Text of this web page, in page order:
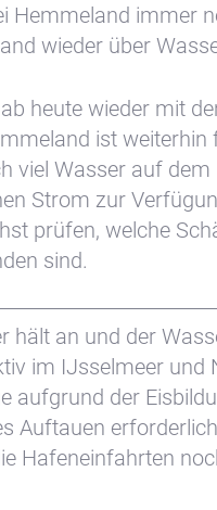
Hemmeland immer
wieder über
heute wieder mit
ist weiterhin
viel Wasser auf dem
Strom zur
prüfen, welche
sind.
hält an und der
im IJsselmeer und
aufgrund der
Auftauen
Hafeneinfahrten